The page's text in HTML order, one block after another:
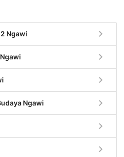
Ngawi chevron_right
chevron_right
chevron_right
Ngawi chevron_right
chevron_right
chevron_right